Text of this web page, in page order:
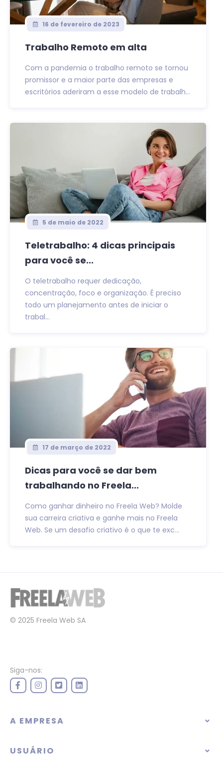
16 de fevereiro de 2023
Trabalho Remoto em alta
Com a pandemia o trabalho remoto se tornou
promissor e a maior parte das empresas e
escritórios aderiram a esse modelo de trabalh...
5 de maio de 2022
Teletrabalho: 4 dicas principais
para você se...
O teletrabalho requer dedicação,
concentração, foco e organização. É preciso
todo um planejamento antes de iniciar o
trabal...
17 de março de 2022
Dicas para você se dar bem
trabalhando no Freela...
Como ganhar dinheiro no Freela Web? Molde
sua carreira criativa e ganhe mais no Freela
Web. Se um desafio criativo é o que te exc...
© 2025 Freela Web SA
Siga-nos:
A EMPRESA
USUÁRIO